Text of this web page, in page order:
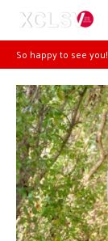
Tell us your story!